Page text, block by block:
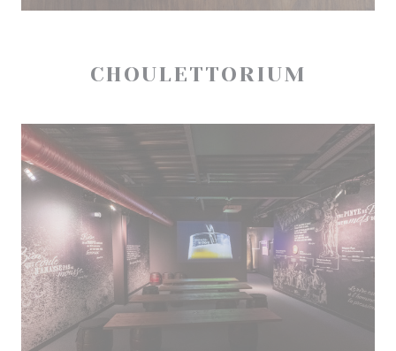
CHOULETTORIUM